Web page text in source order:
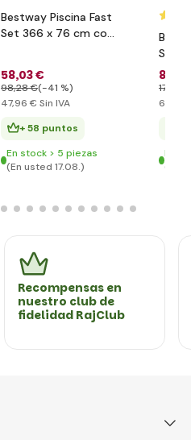
Bestway Piscina Fast
Set 366 x 76 cm con
58,03 €
98,28 €(-41 %)
47,96 € Sin IVA
+ 58 puntos
En stock > 5 piezas
(En usted 17.08.)
Set
84
176
69
En
(En
Recompensas en
nuestro club de
fidelidad RajClub